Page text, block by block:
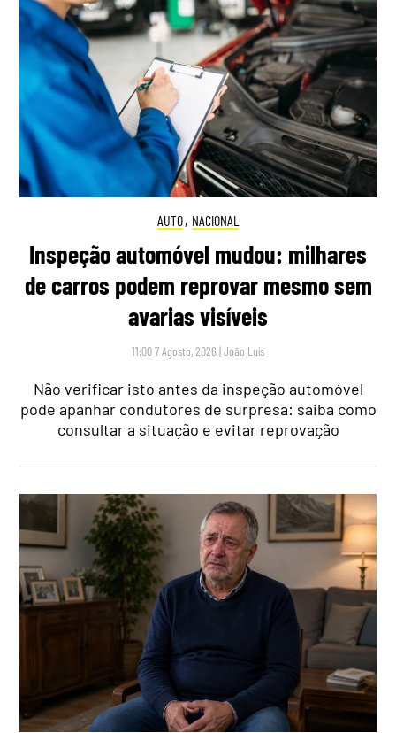
AUTO, NACIONAL
Inspeção automóvel mudou: milhares
de carros podem reprovar mesmo sem
avarias visíveis
11:00 7 Agosto, 2026 |João Luís
Não verificar isto antes da inspeção automóvel
pode apanhar condutores de surpresa: saiba como
consultar a situação e evitar reprovação